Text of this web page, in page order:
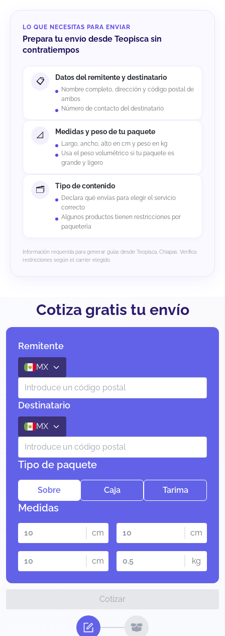
LO QUE NECESITAS PARA ENVIAR
Prepara tu envío desde Teopisca sin
contratiempos
Datos del remitente y destinatario
Nombre completo, dirección y código postal de
ambos
Número de contacto del destinatario
Medidas y peso de tu paquete
Largo, ancho, alto en cm y peso en kg
Usa el peso volumétrico si tu paquete es
grande y ligero
Tipo de contenido
Declara qué envías para elegir el servicio
correcto
Algunos productos tienen restricciones por
paquetería
Información requerida para generar guías desde Teopisca, Chiapas. Verifica
restricciones según el carrier elegido.
Cotiza gratis tu envío
Remitente
MX
Destinatario
MX
Tipo de paquete
Sobre Caja Tarima
Medidas
cm cm
cm kg
Cotizar